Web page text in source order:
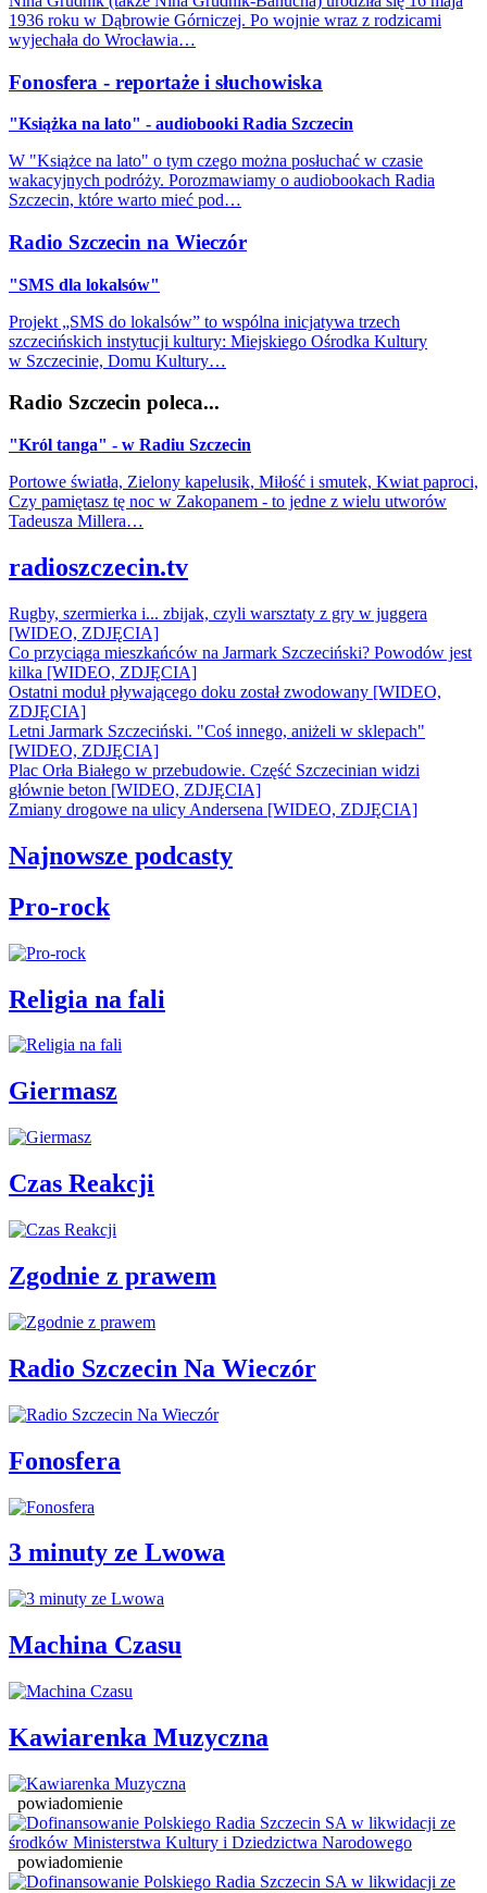
1936 roku w Dąbrowie Górniczej. Po wojnie wraz z rodzicami
wyjechała do Wrocławia…
Fonosfera - reportaże i słuchowiska
"Książka na lato" - audiobooki Radia Szczecin
W "Książce na lato" o tym czego można posłuchać w czasie
wakacyjnych podróży. Porozmawiamy o audiobookach Radia
Szczecin, które warto mieć pod…
Radio Szczecin na Wieczór
"SMS dla lokalsów"
Projekt „SMS do lokalsów” to wspólna inicjatywa trzech
szczecińskich instytucji kultury: Miejskiego Ośrodka Kultury
w Szczecinie, Domu Kultury…
Radio Szczecin poleca...
"Król tanga" - w Radiu Szczecin
Portowe światła, Zielony kapelusik, Miłość i smutek, Kwiat paproci,
Czy pamiętasz tę noc w Zakopanem - to jedne z wielu utworów
Tadeusza Millera…
radioszczecin.tv
Rugby, szermierka i... zbijak, czyli warsztaty z gry w juggera
[WIDEO, ZDJĘCIA]
Co przyciąga mieszkańców na Jarmark Szczeciński? Powodów jest
kilka [WIDEO, ZDJĘCIA]
Ostatni moduł pływającego doku został zwodowany [WIDEO,
ZDJĘCIA]
Letni Jarmark Szczeciński. "Coś innego, aniżeli w sklepach"
[WIDEO, ZDJĘCIA]
Plac Orła Białego w przebudowie. Część Szczecinian widzi
głównie beton [WIDEO, ZDJĘCIA]
Zmiany drogowe na ulicy Andersena [WIDEO, ZDJĘCIA]
Najnowsze podcasty
Pro-rock
Religia na fali
Giermasz
Czas Reakcji
Zgodnie z prawem
Radio Szczecin Na Wieczór
Fonosfera
3 minuty ze Lwowa
Machina Czasu
Kawiarenka Muzyczna
powiadomienie
powiadomienie